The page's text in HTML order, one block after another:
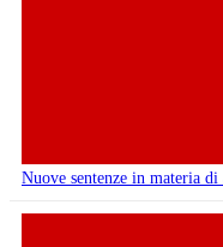
Nuove sentenze in materia